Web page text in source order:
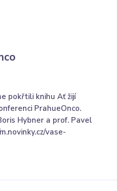
pokřtili knihu Ať žijí
PrahueOnco.
Hybner a prof. Pavel
vase-